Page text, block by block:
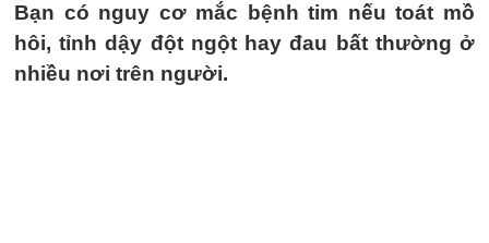
Bạn có nguy cơ mắc bệnh tim nếu toát mồ
hôi, tỉnh dậy đột ngột hay đau bất thường ở
nhiều nơi trên người.